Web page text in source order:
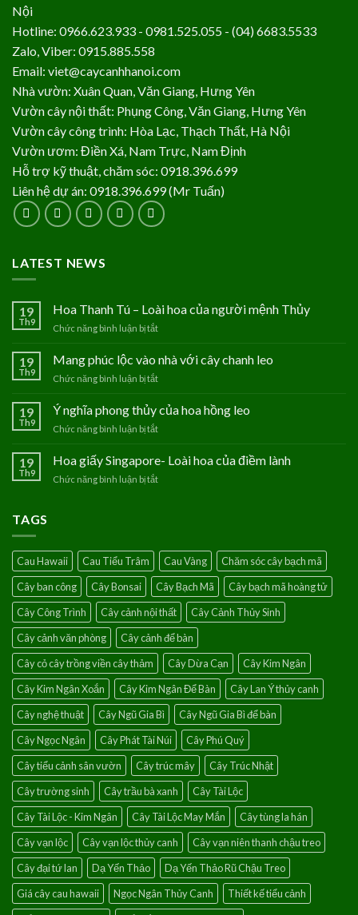
Nội
Hotline: 0966.623.933 - 0981.525.055 - (04) 6683.5533
Zalo, Viber: 0915.885.558
Email: viet@caycanhhanoi.com
Nhà vườn: Xuân Quan, Văn Giang, Hưng Yên
Vườn cây nội thất: Phụng Công, Văn Giang, Hưng Yên
Vườn cây công trình: Hòa Lạc, Thạch Thất, Hà Nội
Vườn ươm: Điền Xá, Nam Trực, Nam Định
Hỗ trợ kỹ thuật, chăm sóc: 0918.396.699
Liên hệ dự án: 0918.396.699 (Mr Tuấn)
LATEST NEWS
19
Th9
Hoa Thanh Tú – Loài hoa của người mệnh Thủy
Chức năng bình luận bị tắt
Thanh
hoa
Thủy
19
Th9
Mang phúc lộc vào nhà với cây chanh leo
Chức năng bình luận bị tắt
phúc
với
19
Th9
Ý nghĩa phong thủy của hoa hồng leo
Chức năng bình luận bị tắt
nghĩa
19
Th9
Hoa giấy Singapore- Loài hoa của điềm lành
Chức năng bình luận bị tắt
của
điềm
lành
TAGS
Cau Hawaii Cau Tiểu Trâm Cau Vàng
Chăm sóc cây bạch mã
Cây ban công
Cây Bonsai Cây Bạch Mã
Cây bạch mã hoàng tử
Cây Công Trình
Cây cảnh nội thất
Cây Cảnh Thủy Sinh
Cây cảnh văn phòng
Cây cảnh để bàn
Cây cỏ cây trồng viền cây thảm
Cây Dừa Cạn
Cây Kim Ngân
Cây Kim Ngân Xoắn
Cây Kim Ngân Để Bàn
Cây Lan Ý thủy canh
Cây nghệ thuật
Cây Ngũ Gia Bì
Cây Ngũ Gia Bì để bàn
Cây Ngọc Ngân
Cây Phát Tài Núi
Cây Phú Quý
Cây tiểu cảnh sân vườn
Cây trúc mây
Cây Trúc Nhật
Cây trường sinh
Cây trầu bà xanh
Cây Tài Lộc
Cây Tài Lộc - Kim Ngân
Cây Tài Lộc May Mắn
Cây tùng la hán
Cây vạn lộc
Cây vạn lộc thủy canh
Cây vạn niên thanh chậu treo
Cây đại tứ lan
Dạ Yến Thảo
Dạ Yến Thảo Rũ Chậu Treo
Giá cây cau hawaii
Ngọc Ngân Thủy Canh
Thiết kế tiểu cảnh